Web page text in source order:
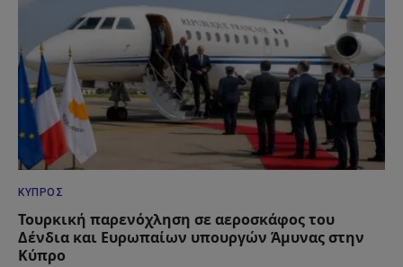
ΚΎΠΡΟΣ
Τουρκική παρενόχληση σε αεροσκάφος του
Δένδια και Ευρωπαίων υπουργών Άμυνας στην
Κύπρο